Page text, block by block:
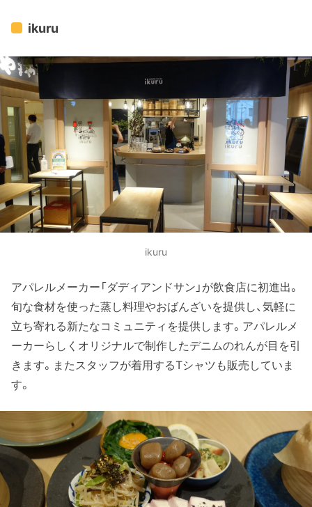
ikuru
ikuru
アパレルメーカー「ダディアンドサン」が飲食店に初進出。
旬な食材を使った蒸し料理やおばんざいを提供し、気軽に
立ち寄れる新たなコミュニティを提供します。アパレルメ
ーカーらしくオリジナルで制作したデニムのれんが目を引
きます。またスタッフが着用するTシャツも販売していま
す。